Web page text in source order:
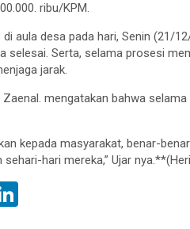
ribu/KPM.
aula desa pada hari, Senin (21/
selesai. Serta, selama prosesi
jarak.
mengatakan bahwa
kepada masyarakat, benar-
hari mereka,” Ujar